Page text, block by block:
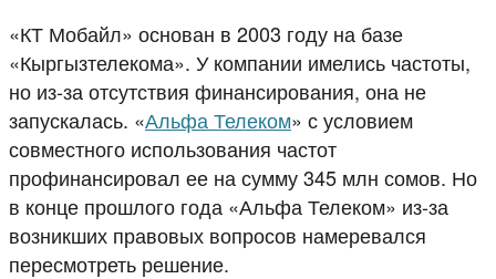
«КТ Мобайл» основан в 2003 году на базе
«Кыргызтелекома». У компании имелись частоты,
но из-за отсутствия финансирования, она не
запускалась. «Альфа Телеком» с условием
совместного использования частот
профинансировал ее на сумму 345 млн сомов. Но
в конце прошлого года «Альфа Телеком» из-за
возникших правовых вопросов намеревался
пересмотреть решение.